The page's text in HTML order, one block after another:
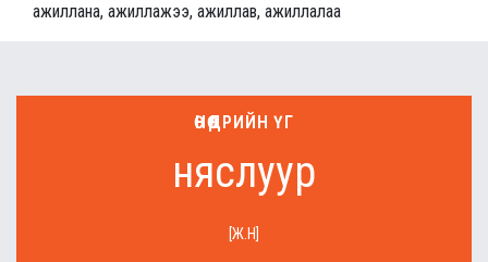
ажиллана, ажиллажээ, ажиллав, ажиллалаа
ӨНӨӨДРИЙН ҮГ
няслуур
[Ж.Н]